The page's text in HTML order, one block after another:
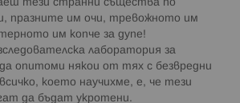
тези странни същества по
празните им очи, тревожното им
им копче за дупе!
лаборатория за
опитоми някои от тях с безвредни
което научихме, е, че тези
да бъдат укротени.